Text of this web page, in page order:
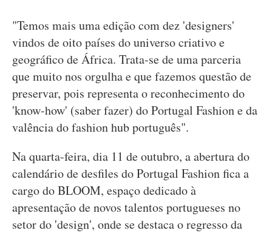
"Temos mais uma edição com dez 'designers'
vindos de oito países do universo criativo e
geográfico de África. Trata-se de uma parceria
que muito nos orgulha e que fazemos questão de
preservar, pois representa o reconhecimento do
'know-how' (saber fazer) do Portugal Fashion e da
valência do fashion hub português".
Na quarta-feira, dia 11 de outubro, a abertura do
calendário de desfiles do Portugal Fashion fica a
cargo do BLOOM, espaço dedicado à
apresentação de novos talentos portugueses no
setor do 'design', onde se destaca o regresso da